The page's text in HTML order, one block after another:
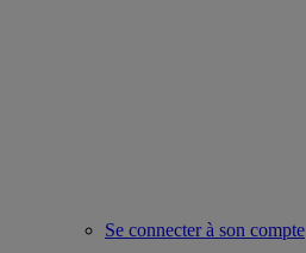
Se connecter à son compte